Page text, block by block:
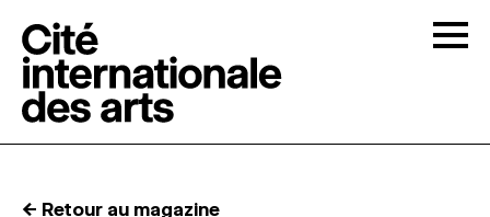
← Retour au magazine